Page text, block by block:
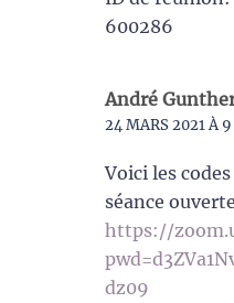
600286
André
24 MARS 2021 À
Voici les
séance
https://
dz09